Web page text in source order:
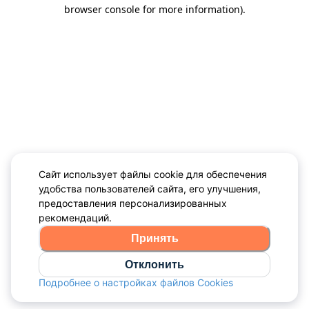
browser console for more information).
Сайт использует файлы cookie для обеспечения
удобства пользователей сайта, его улучшения,
предоставления персонализированных
рекомендаций.
Принять
Отклонить
Подробнее о настройках файлов Cookies